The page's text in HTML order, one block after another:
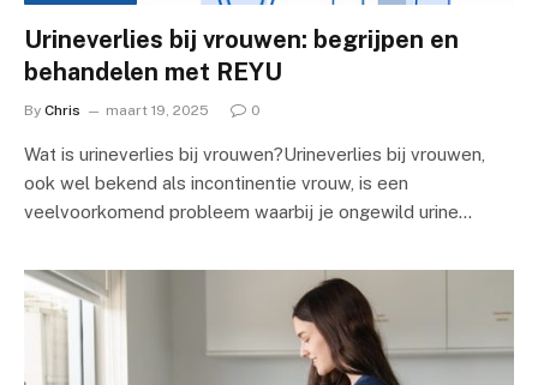
Urineverlies bij vrouwen: begrijpen en
behandelen met REYU
By Chris maart 19, 2025 0
Wat is urineverlies bij vrouwen?Urineverlies bij vrouwen,
ook wel bekend als incontinentie vrouw, is een
veelvoorkomend probleem waarbij je ongewild urine…